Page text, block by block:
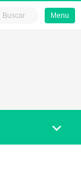
Menu